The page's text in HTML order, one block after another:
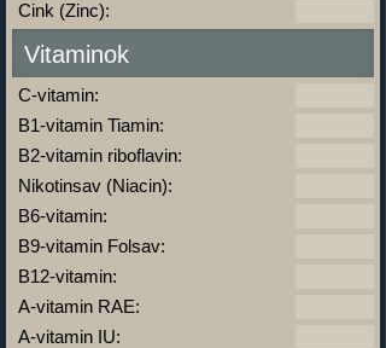
Cink (Zinc):
Vitaminok
C-vitamin:
B1-vitamin Tiamin:
B2-vitamin riboflavin:
Nikotinsav (Niacin):
B6-vitamin:
B9-vitamin Folsav:
B12-vitamin:
A-vitamin RAE:
A-vitamin IU: